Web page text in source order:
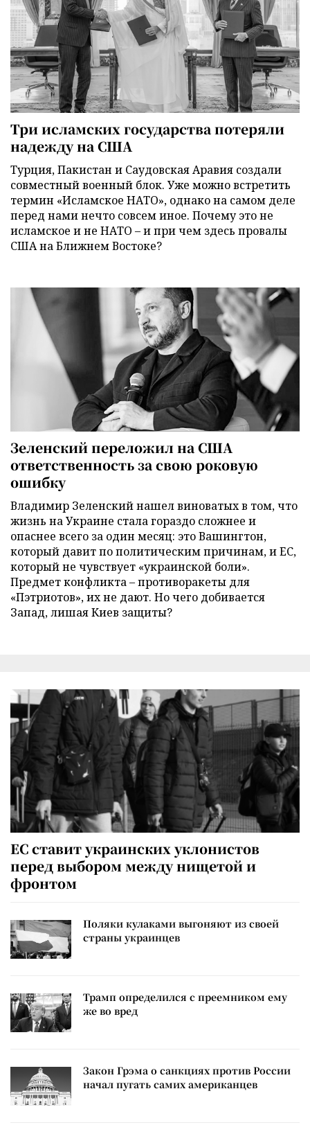
Три исламских государства потеряли
надежду на США
Турция, Пакистан и Саудовская Аравия создали
совместный военный блок. Уже можно встретить
термин «Исламское НАТО», однако на самом деле
перед нами нечто совсем иное. Почему это не
исламское и не НАТО – и при чем здесь провалы
США на Ближнем Востоке?
Зеленский переложил на США
ответственность за свою роковую
ошибку
Владимир Зеленский нашел виноватых в том, что
жизнь на Украине стала гораздо сложнее и
опаснее всего за один месяц: это Вашингтон,
который давит по политическим причинам, и ЕС,
который не чувствует «украинской боли».
Предмет конфликта – противоракеты для
«Пэтриотов», их не дают. Но чего добивается
Запад, лишая Киев защиты?
ЕС ставит украинских уклонистов
перед выбором между нищетой и
фронтом
Поляки кулаками выгоняют из своей
страны украинцев
Трамп определился с преемником ему
же во вред
Закон Грэма о санкциях против России
начал пугать самих американцев